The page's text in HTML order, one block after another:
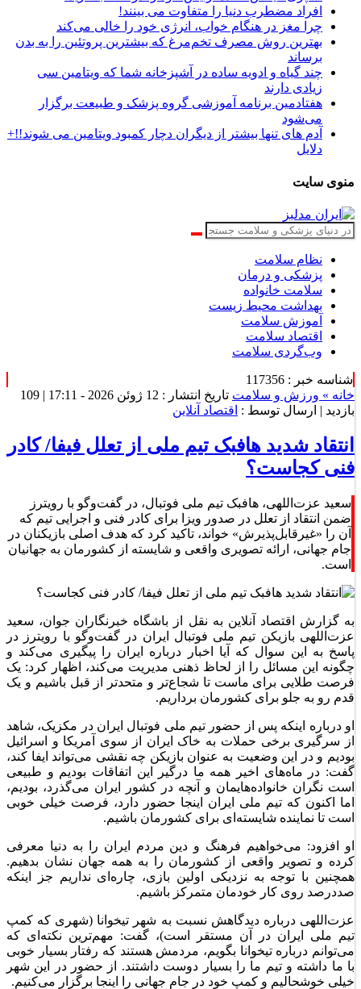
افراد مضطرب دنیا را متفاوت می بینند!
چرا مغز در هنگام خواب، انرژی خود را خالی می‌کند
بهترین روش مصرف تخم‌مرغ که بیشترین پروتئین را به بدن
برساند
چند گیاه و ادویه ساده در آشپزخانه شما که ویتامین سی
زیادی دارند
هفتادمین برنامه آموزشی گروه پزشک و طبیعت برگزار
می‌شود
آدم های تنها بیشتر از دیگران دچار کمبود ویتامین می شوند!!+
دلایل
منوی سایت
نظام سلامت
پزشکی و درمان
سلامت خانواده
بهداشت محیط زیست
آموزش سلامت
اقتصاد سلامت
وب‌گردی سلامت
شناسه خبر : 117356
خانه » ورزش و سلامت تاریخ انتشار : 12 ژوئن 2026 - 17:11 |
109
بازدید | ارسال توسط : اقتصاد آنلاین
انتقاد شدید هافبک تیم ملی از تعلل فیفا/ کادر
فنی کجاست؟
سعید عزت‌اللهی، هافبک تیم ملی فوتبال، در گفت‌و‌گو با رویترز
ضمن انتقاد از تعلل در صدور ویزا برای کادر فنی و اجرایی تیم که
آن را «غیرقابل‌پذیرش» خواند، تاکید کرد که هدف اصلی بازیکنان در
جام جهانی، ارائه تصویری واقعی و شایسته از کشورمان به جهانیان
است.
به گزارش اقتصاد آنلاین به نقل از باشگاه خبرنگاران جوان، سعید
عزت‌اللهی بازیکن تیم ملی فوتبال ایران در گفت‌و‌گو با رویترز در
پاسخ به این سوال که آیا اخبار درباره ایران را پیگیری می‌کند و
چگونه این مسائل را از لحاظ ذهنی مدیریت می‌کند، اظهار کرد: یک
فرصت طلایی برای ماست تا شجاع‌تر و متحدتر از قبل باشیم و یک
قدم رو به جلو برای کشورمان برداریم.
او درباره اینکه پس از حضور تیم ملی فوتبال ایران در مکزیک، شاهد
از سرگیری برخی حملات به خاک ایران از سوی آمریکا و اسرائیل
بودیم و در این وضعیت به عنوان بازیکن چه نقشی می‌تواند ایفا کند،
گفت: در ماه‌های اخیر همه ما درگیر این اتفاقات بودیم و طبیعی
است نگران خانواده‌هایمان و آنچه در کشور ایران می‌گذرد، بودیم،
اما اکنون که تیم ملی ایران اینجا حضور دارد، فرصت خیلی خوبی
است تا نماینده شایسته‌ای برای کشورمان باشیم.
او افزود: می‌خواهیم فرهنگ و دین مردم ایران را به دنیا معرفی
کرده و تصویر واقعی از کشورمان را به همه جهان نشان بدهیم.
همچنین با توجه به نزدیکی اولین بازی، چاره‌ای نداریم جز اینکه
صددرصد روی کار خودمان متمرکز باشیم.
عزت‌اللهی درباره دیدگاهش نسبت به شهر تیخوانا (شهری که کمپ
تیم ملی ایران در آن مستقر است)، گفت: مهم‌ترین نکته‌ای که
می‌توانم درباره تیخوانا بگویم، مردمش هستند که رفتار بسیار خوبی
با ما داشته و تیم ما را بسیار دوست داشتند. از حضور در این شهر
خیلی خوشحالیم و کمپ خود در جام جهانی را اینجا برگزار می‌کنیم.